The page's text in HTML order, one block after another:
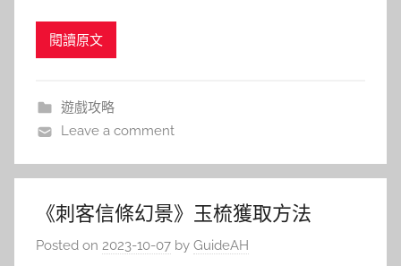
閱讀原文
遊戲攻略
Leave a comment
《刺客信條幻景》玉梳獲取方法
Posted on 2023-10-07 by GuideAH